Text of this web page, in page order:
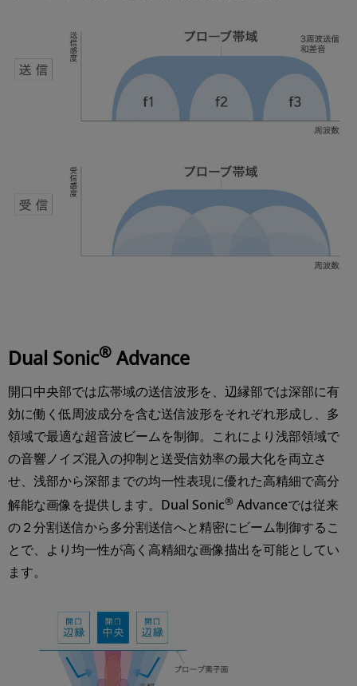
Dual Sonic® Advance
開口中央部では広帯域の送信波形を、辺縁部では深部に有
効に働く低周波成分を含む送信波形をそれぞれ形成し、多
領域で最適な超音波ビームを制御。これにより浅部領域で
の音響ノイズ混入の抑制と送受信効率の最大化を両立さ
せ、浅部から深部までの均一性表現に優れた高精細で高分
解能な画像を提供します。Dual Sonic® Advanceでは従来
の２分割送信から多分割送信へと精密にビーム制御するこ
とで、より均一性が高く高精細な画像描出を可能としてい
ます。